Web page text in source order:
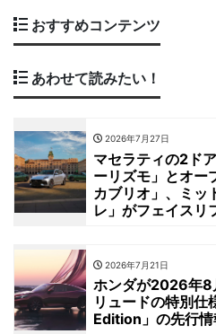
おすすめコンテンツ
あわせて読みたい！
2026年7月27日
マセラティの2ド
ーリズモ」とオー
カブリオ」、ミッ
レ」がフェイスリ
2026年7月21日
ホンダが2026年8
リュードの特別
Edition」の先行